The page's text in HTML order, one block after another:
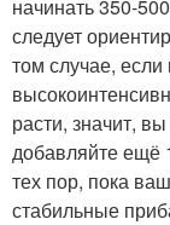
начинать 350-
следует
том случае,
расти, значит,
добавляйте ещё
тех пор, пока
стабильные